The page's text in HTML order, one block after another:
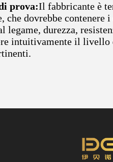
prova:Il fabbricante è
che dovrebbe
legame, durezza,
intuitivamente il livello